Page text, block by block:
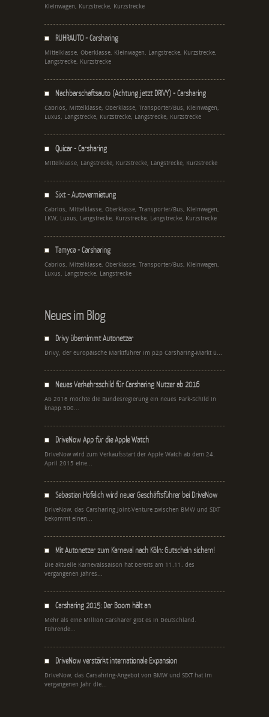
Kleinwagen, Kurzstrecke, Kurzstrecke
RUHRAUTO - Carsharing
Mittelklasse, Oberklasse, Kleinwagen, Langstrecke, Kurzstrecke,
Langstrecke, Kurzstrecke
Nachbarschaftsauto (Achtung jetzt DRIVY) - Carsharing
Cabrios, Mittelklasse, Oberklasse, Transporter/Bus, Kleinwagen,
Luxus, Langstrecke, Kurzstrecke, Langstrecke, Kurzstrecke
Quicar - Carsharing
Mittelklasse, Langstrecke, Kurzstrecke, Langstrecke, Kurzstrecke
Sixt - Autovermietung
Cabrios, Mittelklasse, Oberklasse, Transporter/Bus, Kleinwagen,
LKW, Luxus, Langstrecke, Kurzstrecke, Langstrecke, Kurzstrecke
Tamyca - Carsharing
Cabrios, Mittelklasse, Oberklasse, Transporter/Bus, Kleinwagen,
Luxus, Langstrecke, Langstrecke
Neues im Blog
Drivy übernimmt Autonetzer
Drivy, der europäische Marktführer im p2p Carsharing-Markt ü...
Neues Verkehrsschild für Carsharing Nutzer ab 2016
Ab 2016 möchte die Bundesregierung ein neues Park-Schild in
knapp 500...
DriveNow App für die Apple Watch
DriveNow wird zum Verkaufsstart der Apple Watch ab dem 24.
April 2015 eine...
Sebastian Hofelich wird neuer Geschäftsführer bei DriveNow
DriveNow, das Carsharing Joint-Venture zwischen BMW und SIXT
bekommt einen...
Mit Autonetzer zum Karneval nach Köln: Gutschein sichern!
Die aktuelle Karnevalssaison hat bereits am 11.11. des
vergangenen Jahres...
Carsharing 2015: Der Boom hält an
Mehr als eine Million Carsharer gibt es in Deutschland.
Führende...
DriveNow verstärkt internationale Expansion
DriveNow, das Carsahring-Angebot von BMW und SIXT hat im
vergangenen Jahr die...